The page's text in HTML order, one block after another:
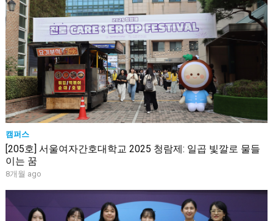
캠퍼스
[205호] 서울여자간호대학교 2025 청람제: 일곱 빛깔로 물들
이는 꿈
8개월 ago